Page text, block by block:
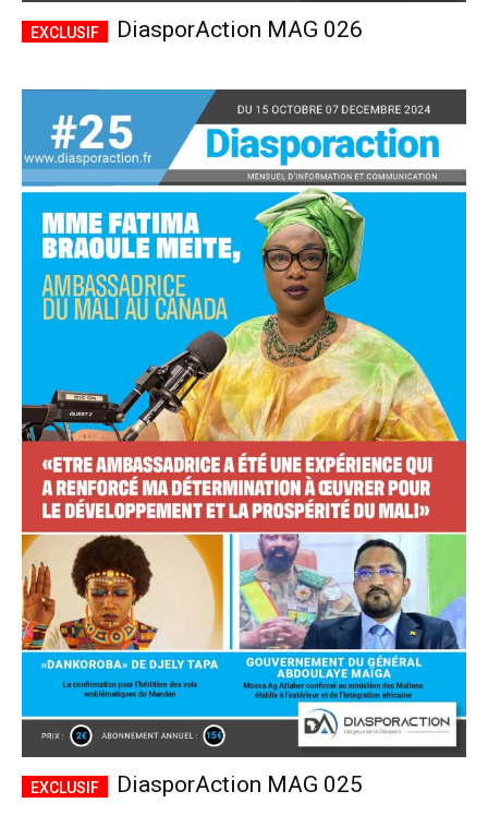
Accès complet
$22 / anplaceholder text
Tous les articles
Annonces
ANNUEL MENSUEL
CHOISIR LE FORFAIT
DiasporAction MAG 026
DiasporAction MAG 025